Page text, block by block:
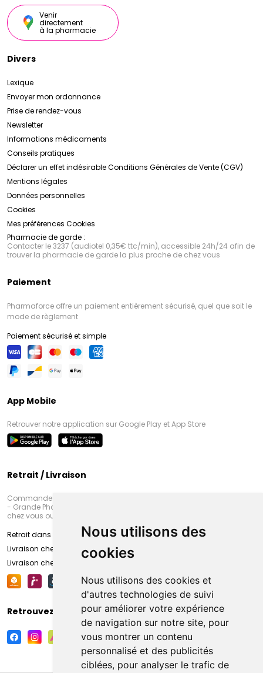
Nous utilisons des
cookies
Nous utilisons des cookies et
d'autres technologies de suivi
pour améliorer votre expérience
de navigation sur notre site, pour
vous montrer un contenu
personnalisé et des publicités
ciblées, pour analyser le trafic de
Venir
directement
à la pharmacie
Divers
Lexique
Envoyer mon ordonnance
Prise de rendez-vous
Newsletter
Informations médicaments
Conseils pratiques
Déclarer un effet indésirableConditions Générales de Vente (CGV)
Mentions légales
Données personnelles
Cookies
Mes préférences Cookies
Pharmacie de garde :
Contacter le 3237 (audiotel 0,35€ ttc/min), accessible 24h/24 afin de
trouver la pharmacie de garde la plus proche de chez vous
Paiement
Pharmaforce offre un paiement entièrement sécurisé, quel que soit le
mode de règlement
Paiement sécurisé et simple
App Mobile
Retrouver notre application sur Google Play et App Store
Retrait / Livraison
Commandez en ligne et venez chercher votre commande à Amiens
- Grande Pharmacie d’Amiens (Fachon) ou recevez-là rapidement
chez vous ou en point retrait
Retrait dans la pharmacie d’Amiens
Livraison chez vous
Livraison chez votre commerçant
Retrouvez-nous sur vos réseaux sociaux